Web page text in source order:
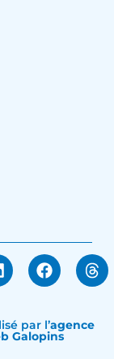
par l’agence
Galopins